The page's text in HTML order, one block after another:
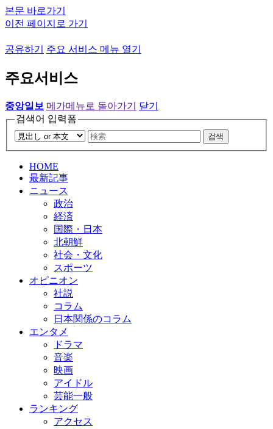
본문 바로가기
이전 페이지로 가기
공유하기 주요 서비스 메뉴 열기
주요서비스
중앙일보 메가메뉴로 돌아가기
닫기
검색어 입력폼
검색
HOME
最新記事
ニュース
政治
経済
国際・日本
北朝鮮
社会・文化
スポーツ
オピニオン
社説
コラム
日本関係のコラム
エンタメ
ドラマ
音楽
映画
アイドル
芸能一般
ランキング
アクセス